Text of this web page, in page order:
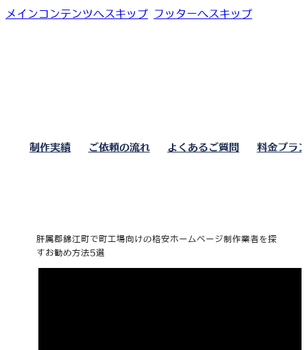
メインコンテンツへスキップ フッターへスキップ
制作実績 ご依頼の流れ よくあるご質問 料金プラ
肝属郡錦江町で町工場向けの格安ホームページ制作業者を探
すお勧め方法5選